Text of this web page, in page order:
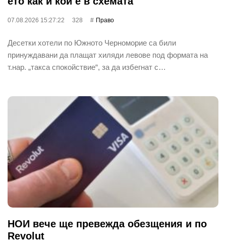
07.08.2026 15:27:22 328 Право
Десетки хотели по Южното Черноморие са били
принуждавани да плащат хиляди левове под формата на
т.нар. „такса спокойствие“, за да избегнат с…
НОИ вече ще превежда обезщения и по
Revolut